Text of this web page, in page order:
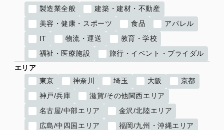
製造業全般
建築・建材・不動産
美容・健康・スポーツ
食品
アパレル
IT
物流・運送
教育・学校
福祉・医療施設
旅行・イベント・ブライダル
エリア
東京
神奈川 埼玉 大阪
京都
神戸/兵庫
滋賀/その他関西エリア
名古屋/中部エリア
金沢/北陸エリア
広島/中四国エリア
福岡/九州・沖縄エリア